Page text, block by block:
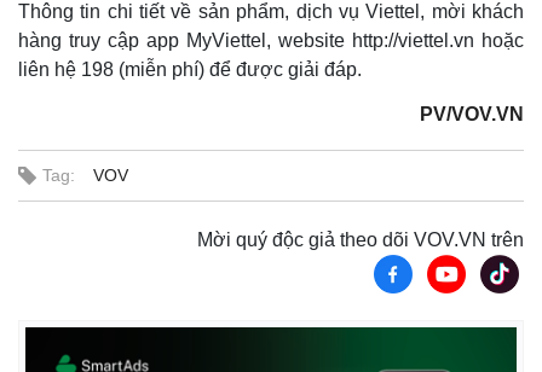
Thông tin chi tiết về sản phẩm, dịch vụ Viettel, mời khách
hàng truy cập app MyViettel, website http://viettel.vn hoặc
liên hệ 198 (miễn phí) để được giải đáp.
PV/VOV.VN
Tag: VOV
Mời quý độc giả theo dõi VOV.VN trên